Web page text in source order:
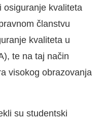
osiguranje kvaliteta
članstvu
kvaliteta u
te na taj način
visokog obrazovanja
su studentski